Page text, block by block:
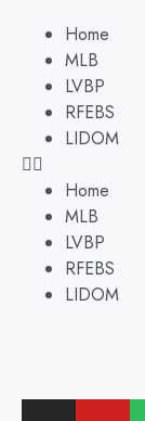
Home
MLB
LVBP
RFEBS
LIDOM
Home
MLB
LVBP
RFEBS
LIDOM